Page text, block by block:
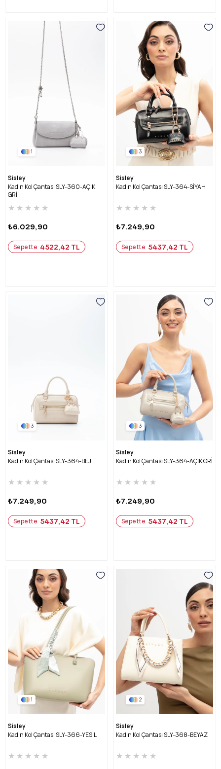
1
Sisley
Kadın Kol Çantası SLY-360-AÇIK
GRİ
★ ★ ★ ★ ★
₺6.029,90
Sepette 4522,42 TL
3
Sisley
Kadın Kol Çantası SLY-364-SİYAH
★ ★ ★ ★ ★
₺7.249,90
Sepette 5437,42 TL
3
Sisley
Kadın Kol Çantası SLY-364-BEJ
★ ★ ★ ★ ★
₺7.249,90
Sepette 5437,42 TL
3
Sisley
Kadın Kol Çantası SLY-364-AÇIK GRİ
★ ★ ★ ★ ★
₺7.249,90
Sepette 5437,42 TL
1
Sisley
Kadın Kol Çantası SLY-366-YEŞİL
★ ★ ★ ★ ★
2
Sisley
Kadın Kol Çantası SLY-368-BEYAZ
★ ★ ★ ★ ★